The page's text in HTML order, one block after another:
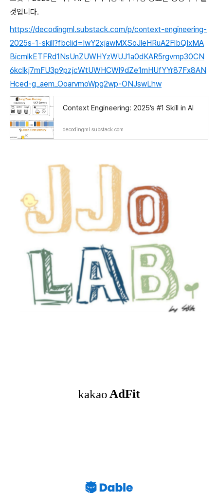
것입니다.
https://decodingml.substack.com/p/context-engineering-
2025s-1-skill?fbclid=IwY2xjawMXSoJleHRuA2FlbQIxMA
BicmlkETFRd1NsUnZUWHYzWUJ1a0dKAR5rgvmp30CN
6kclkj7mFU3p9pzjcWtUWHCWl9dZe1mHUfYYr87Fx8AN
Hced-g_aem_OoarvmoWpg2wp-ONJswLhw
Context Engineering: 2025’s #1 Skill in AI
decodingml.substack.com